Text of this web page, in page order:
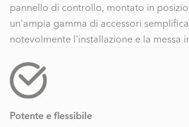
pannello di controllo, montato in
un'ampia gamma di accessori
notevolmente l'installazione e la messa
Potente e flessibile